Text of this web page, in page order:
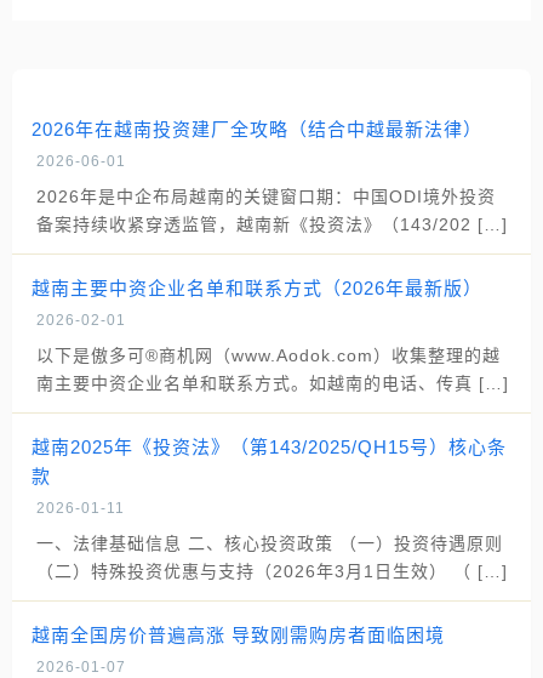
2026年在越南投资建厂全攻略（结合中越最新法律）
2026-06-01
2026年是中企布局越南的关键窗口期：中国ODI境外投资
备案持续收紧穿透监管，越南新《投资法》（143/202 […]
越南主要中资企业名单和联系方式（2026年最新版）
2026-02-01
以下是傲多可®商机网（www.Aodok.com）收集整理的越
南主要中资企业名单和联系方式。如越南的电话、传真 […]
越南2025年《投资法》（第143/2025/QH15号）核心条
款
2026-01-11
一、法律基础信息 二、核心投资政策 （一）投资待遇原则
（二）特殊投资优惠与支持（2026年3月1日生效） （ […]
越南全国房价普遍高涨 导致刚需购房者面临困境
2026-01-07